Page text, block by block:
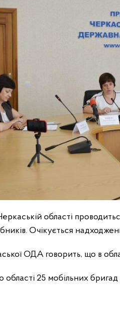
області
Очікується
ОДА говорить, що в
25 мобільних